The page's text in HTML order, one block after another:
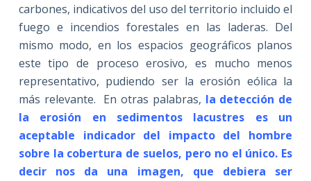
carbones, indicativos del uso del territorio incluido el
fuego e incendios forestales en las laderas. Del
mismo modo, en los espacios geográficos planos
este tipo de proceso erosivo, es mucho menos
representativo, pudiendo ser la erosión eólica la
más relevante. En otras palabras, la detección de
la erosión en sedimentos lacustres es un
aceptable indicador del impacto del hombre
sobre la cobertura de suelos, pero no el único. Es
decir nos da una imagen, que debiera ser